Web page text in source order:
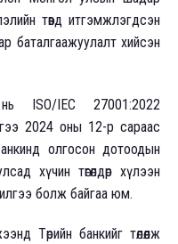
төвд итгэмжлэгдсэн
баталгаажуулалт хийсэн
ISO/IEC 27001:2022
2024 оны 12-р сараас
банкинд олгосон дотоодын
хүчин төгөлдөр хүлээн
болж байгаа юм.
Төрийн банкийг төлөөлж